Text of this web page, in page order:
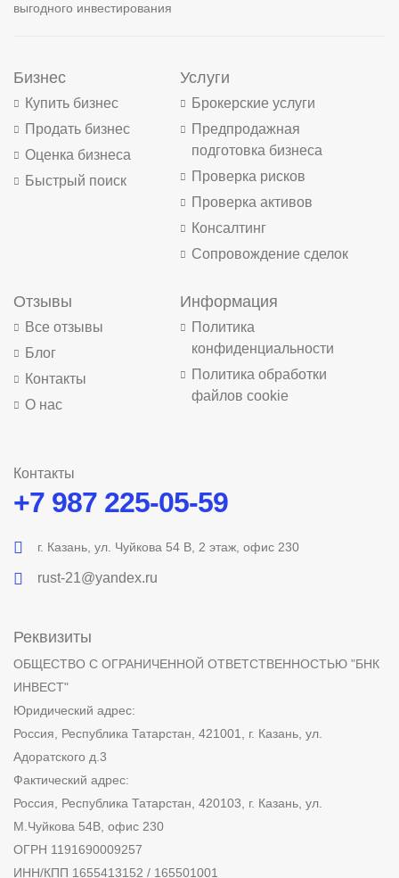
выгодного инвестирования
Бизнес
Купить бизнес
Продать бизнес
Оценка бизнеса
Быстрый поиск
Услуги
Брокерские услуги
Предпродажная
подготовка бизнеса
Проверка рисков
Проверка активов
Консалтинг
Сопровождение сделок
Отзывы
Все отзывы
Блог
Контакты
О нас
Информация
Политика
конфиденциальности
Политика обработки
файлов cookie
Контакты
+7 987 225-05-59
г. Казань, ул. Чуйкова 54 В, 2 этаж, офис 230
rust-21@yandex.ru
Реквизиты
ОБЩЕСТВО С ОГРАНИЧЕННОЙ ОТВЕТСТВЕННОСТЬЮ "БНК
ИНВЕСТ"
Юридический адрес:
Россия, Республика Татарстан, 421001, г. Казань, ул.
Адоратского д.3
Фактический адрес:
Россия, Республика Татарстан, 420103, г. Казань, ул.
М.Чуйкова 54В, офис 230
ОГРН 1191690009257
ИНН/КПП 1655413152 / 165501001